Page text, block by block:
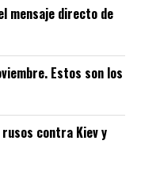
mensaje directo de
Estos son los
contra Kiev y